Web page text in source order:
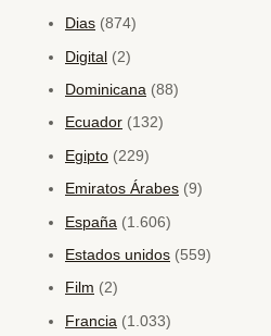
Dias (874)
Digital (2)
Dominicana (88)
Ecuador (132)
Egipto (229)
Emiratos Árabes (9)
España (1.606)
Estados unidos (559)
Film (2)
Francia (1.033)